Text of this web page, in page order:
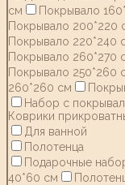
см
Покрывало
Покрывало 200*220
Покрывало 220*240
Покрывало 260*270
Покрывало 250*260
260*260 см
Набор с
Коврики
Для ванной
Полотенца
Подарочные
40*60 см